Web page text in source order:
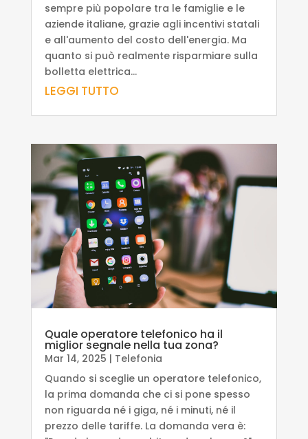
sempre più popolare tra le famiglie e le
aziende italiane, grazie agli incentivi statali
e all'aumento del costo dell'energia. Ma
quanto si può realmente risparmiare sulla
bolletta elettrica...
LEGGI TUTTO
Quale operatore telefonico ha il
miglior segnale nella tua zona?
Mar 14, 2025 | Telefonia
Quando si sceglie un operatore telefonico,
la prima domanda che ci si pone spesso
non riguarda né i giga, né i minuti, né il
prezzo delle tariffe. La domanda vera è: